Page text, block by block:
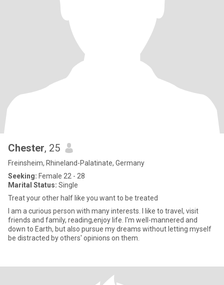
Chester, 25
Freinsheim, Rhineland-Palatinate, Germany
Seeking: Female 22 - 28
Marital Status: Single
Treat your other half like you want to be treated
I am a curious person with many interests. I like to travel, visit
friends and family, reading,enjoy life. I'm well-mannered and
down to Earth, but also pursue my dreams without letting myself
be distracted by others' opinions on them.